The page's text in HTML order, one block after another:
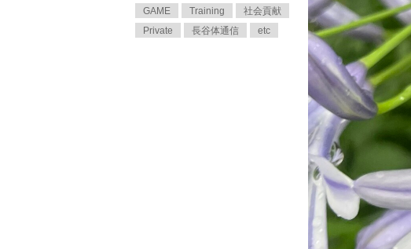
GAME Training
社会貢献
Private
長谷体通信 etc